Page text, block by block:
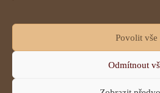
Povolit vše
Odmítnout
Hornomlýnská 832,